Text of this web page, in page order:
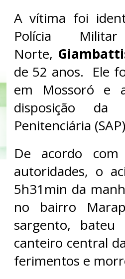
A vítima foi
Polícia
Norte,
de 52 anos. Ele
em Mossoró e
disposição da
Penitenciária
De acordo com
autoridades, o
5h31min da
no bairro
sargento,
canteiro central
ferimentos e